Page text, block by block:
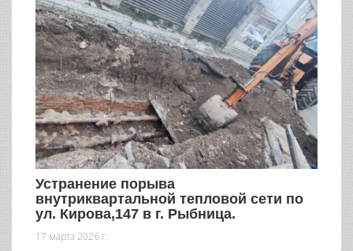
Устранение порыва
внутриквартальной тепловой сети по
ул. Кирова,147 в г. Рыбница.
17 марта 2026 г.